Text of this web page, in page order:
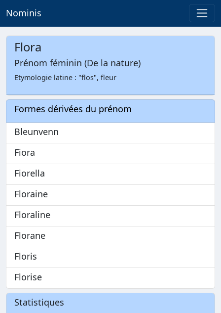
Nominis
Flora
Prénom féminin (De la nature)
Etymologie latine : "flos", fleur
Formes dérivées du prénom
Bleunvenn
Fiora
Fiorella
Floraine
Floraline
Florane
Floris
Florise
Statistiques